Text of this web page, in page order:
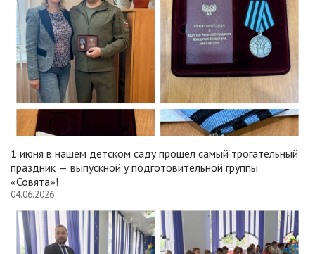
1 июня в нашем детском саду прошел самый трогательный
праздник — выпускной у подготовительной группы
«Совята»!
04.06.2026